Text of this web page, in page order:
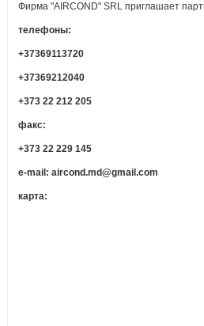
Фирма "AIRCOND" SRL приглашает
телефоны:
+37369113720
+37369212040
+373 22 212 205
факс:
+373 22 229 145
e-mail: aircond.md@gmail.com
карта: